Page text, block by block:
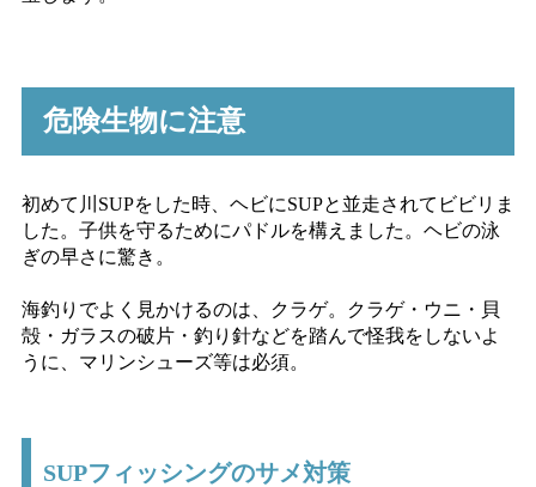
危険生物に注意
初めて川SUPをした時、ヘビにSUPと並走されてビビリま
した。子供を守るためにパドルを構えました。ヘビの泳
ぎの早さに驚き。
海釣りでよく見かけるのは、クラゲ。クラゲ・ウニ・貝
殻・ガラスの破片・釣り針などを踏んで怪我をしないよ
うに、マリンシューズ等は必須。
SUPフィッシングのサメ対策